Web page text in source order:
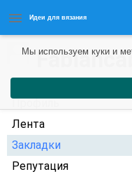
Идеи для вязания
Профиль
Лента
Закладки
Репутация
Мы используем куки и